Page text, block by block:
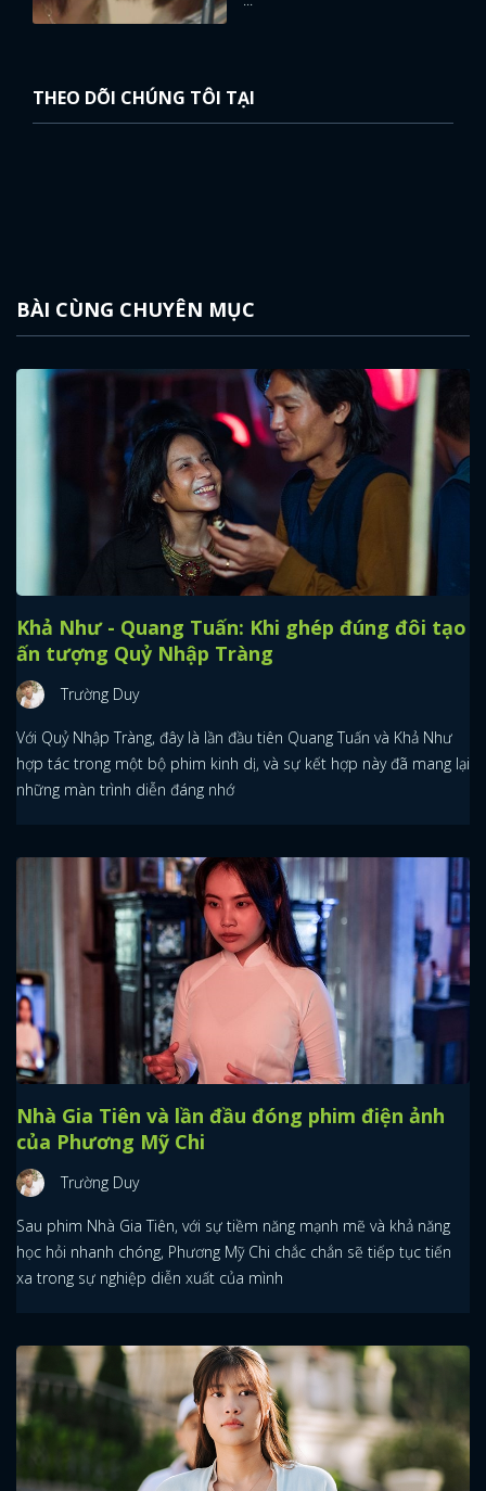
THEO DÕI CHÚNG TÔI TẠI
BÀI CÙNG CHUYÊN MỤC
Khả Như - Quang Tuấn: Khi ghép đúng đôi tạo
ấn tượng Quỷ Nhập Tràng
Trường Duy
Với Quỷ Nhập Tràng, đây là lần đầu tiên Quang Tuấn và Khả Như
hợp tác trong một bộ phim kinh dị, và sự kết hợp này đã mang lại
những màn trình diễn đáng nhớ
Nhà Gia Tiên và lần đầu đóng phim điện ảnh
của Phương Mỹ Chi
Trường Duy
Sau phim Nhà Gia Tiên, với sự tiềm năng mạnh mẽ và khả năng
học hỏi nhanh chóng, Phương Mỹ Chi chắc chắn sẽ tiếp tục tiến
xa trong sự nghiệp diễn xuất của mình